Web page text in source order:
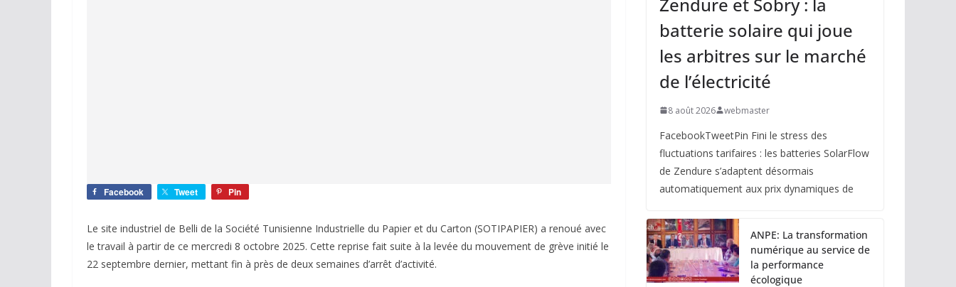
Facebook Tweet Pin
Le site industriel de Belli de la Société Tunisienne Industrielle du Papier et du Carton (SOTIPAPIER) a renoué avec
le travail à partir de ce mercredi 8 octobre 2025. Cette reprise fait suite à la levée du mouvement de grève initié le
22 septembre dernier, mettant fin à près de deux semaines d’arrêt d’activité.
batterie solaire qui joue
les arbitres sur le marché
de l’électricité
8 août 2026 webmaster
FacebookTweetPin Fini le stress des
fluctuations tarifaires : les batteries SolarFlow
de Zendure s’adaptent désormais
automatiquement aux prix dynamiques de
ANPE: La transformation
numérique au service de
la performance
écologique